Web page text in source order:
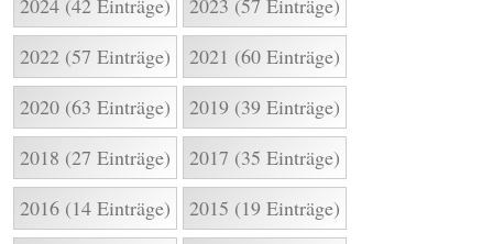
2024 (42 Einträge)
2023 (57 Einträge)
2022 (57 Einträge)
2021 (60 Einträge)
2020 (63 Einträge)
2019 (39 Einträge)
2018 (27 Einträge)
2017 (35 Einträge)
2016 (14 Einträge)
2015 (19 Einträge)